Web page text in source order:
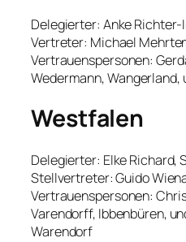
Delegierter: Anke
Vertreter: Michael
Vertrauenspersonen:
Wedermann, Wangerland,
Westfalen
Delegierter: Elke Richard,
Stellvertreter: Guido
Vertrauenspersonen:
Varendorff, Ibbenbüren,
Warendorf